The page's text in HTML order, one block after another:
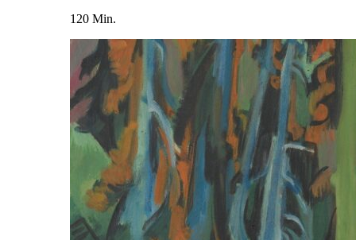
120 Min.